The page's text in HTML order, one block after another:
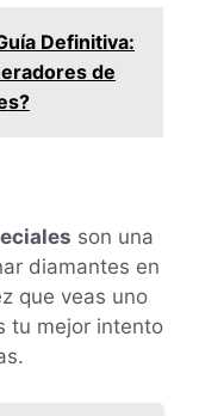
Definitiva:
de
son una
diamantes en
que veas uno
tu mejor intento